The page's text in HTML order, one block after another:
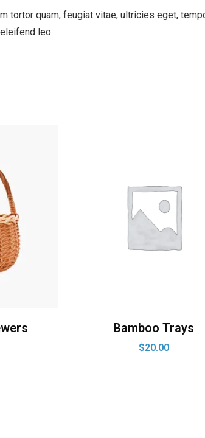
tortor quam, feugiat vitae, ultricies eget,
leo.
Bamboo Trays
$20.00